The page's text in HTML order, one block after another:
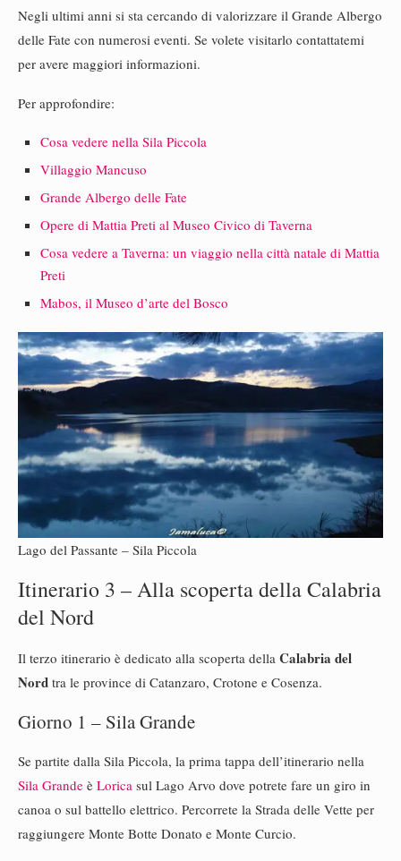
Negli ultimi anni si sta cercando di valorizzare il Grande Albergo
delle Fate con numerosi eventi. Se volete visitarlo contattatemi
per avere maggiori informazioni.
Per approfondire:
Cosa vedere nella Sila Piccola
Villaggio Mancuso
Grande Albergo delle Fate
Opere di Mattia Preti al Museo Civico di Taverna
Cosa vedere a Taverna: un viaggio nella città natale di Mattia
Preti
Mabos, il Museo d’arte del Bosco
Lago del Passante – Sila Piccola
Itinerario 3 – Alla scoperta della Calabria
del Nord
Il terzo itinerario è dedicato alla scoperta della Calabria del
Nord tra le province di Catanzaro, Crotone e Cosenza.
Giorno 1 – Sila Grande
Se partite dalla Sila Piccola, la prima tappa dell’itinerario nella
Sila Grande è Lorica sul Lago Arvo dove potrete fare un giro in
canoa o sul battello elettrico. Percorrete la Strada delle Vette per
raggiungere Monte Botte Donato e Monte Curcio.